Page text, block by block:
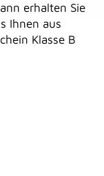
erhalten Sie
Ihnen aus
Klasse B